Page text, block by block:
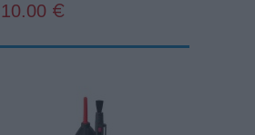
10.00 €